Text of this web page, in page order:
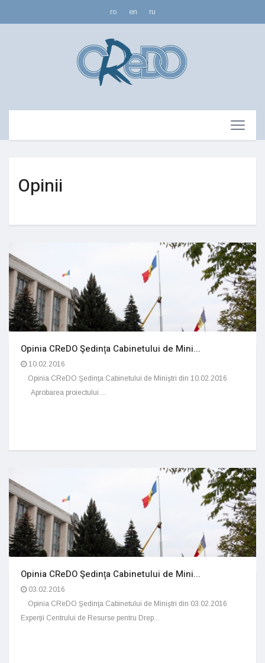
ro en ru
Opinii
Opinia CReDO Şedinţa Cabinetului de Mini...
10.02.2016
Opinia CReDO Şedinţa Cabinetului de Miniştri din 10.02.2016
Aprobarea proiectului ...
Opinia CReDO Şedinţa Cabinetului de Mini...
03.02.2016
Opinia CReDO Şedinţa Cabinetului de Miniştri din 03.02.2016
Experţii Centrului de Resurse pentru Drep...